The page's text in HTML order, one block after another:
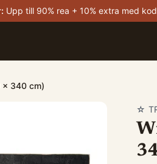
: Upp till 90% rea + 10% extra med
x 340 cm)
☆